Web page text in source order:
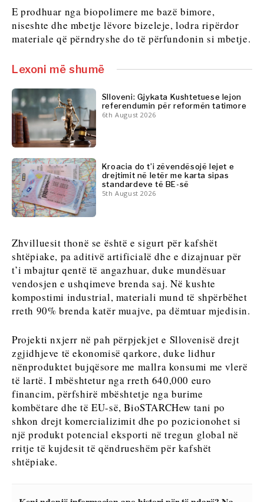
Shitje me pakicë
Teknologji
Turizëm
Transport
Tregti
Insights
Intervistë
Opinion
Bota
Analizë
Discover
Lajme
Ngjarjet
Kulturë
Rreth nesh Na kontaktoni Reklamo Abonohu
Shitje
me
pakicë
Qëndrueshmëri
Teknologji
Telekom
Turizëm
Transport
Tregti
Insights
Intervistë
Opinion
Analizë
Discover
Ngjarjet
Kulturë
Sporti
Western
Balkans
2030
E prodhuar nga biopolimere me bazë bimore,
niseshte dhe mbetje lëvore bizeleje, lodra ripërdor
materiale që përndryshe do të përfundonin si mbetje.
Lexoni më shumë
Slloveni: Gjykata Kushtetuese lejon
referendumin për reformën tatimore
6th August 2026
Kroacia do t’i zëvendësojë lejet e
drejtimit në letër me karta sipas
standardeve të BE-së
5th August 2026
Zhvilluesit thonë se është e sigurt për kafshët
shtëpiake, pa aditivë artificialë dhe e dizajnuar për
t’i mbajtur qentë të angazhuar, duke mundësuar
vendosjen e ushqimeve brenda saj. Në kushte
kompostimi industrial, materiali mund të shpërbëhet
rreth 90% brenda katër muajve, pa dëmtuar mjedisin.
Projekti nxjerr në pah përpjekjet e Sllovenisë drejt
zgjidhjeve të ekonomisë qarkore, duke lidhur
nënproduktet bujqësore me mallra konsumi me vlerë
të lartë. I mbështetur nga rreth 640,000 euro
financim, përfshirë mbështetje nga burime
kombëtare dhe të EU-së, BioSTARCHew tani po
shkon drejt komercializimit dhe po pozicionohet si
një produkt potencial eksporti në tregun global në
rritje të kujdesit të qëndrueshëm për kafshët
shtëpiake.